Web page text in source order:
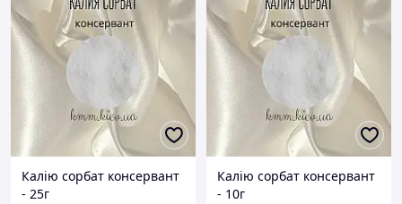
Калію сорбат консервант
- 25г
Калію сорбат консервант
- 10г